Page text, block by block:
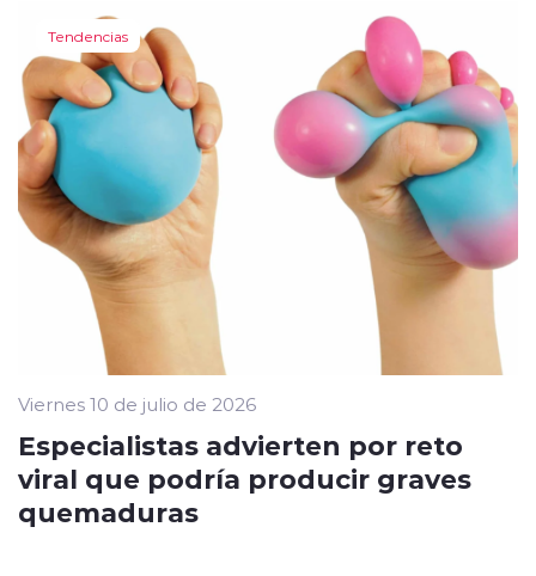
Tendencias
Viernes 10 de julio de 2026
Especialistas advierten por reto
viral que podría producir graves
quemaduras